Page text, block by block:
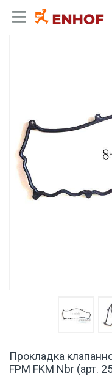
Прокладка
FPM FKM Nbr (арт.